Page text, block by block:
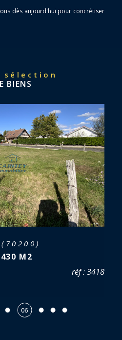
dès aujourd'hui pour concrétiser
sélection
BIENS
M2
réf : 3418
06